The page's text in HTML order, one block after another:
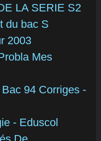
LA SERIE S2
du bac S
2003
Mes
94 Corriges -
- Eduscol